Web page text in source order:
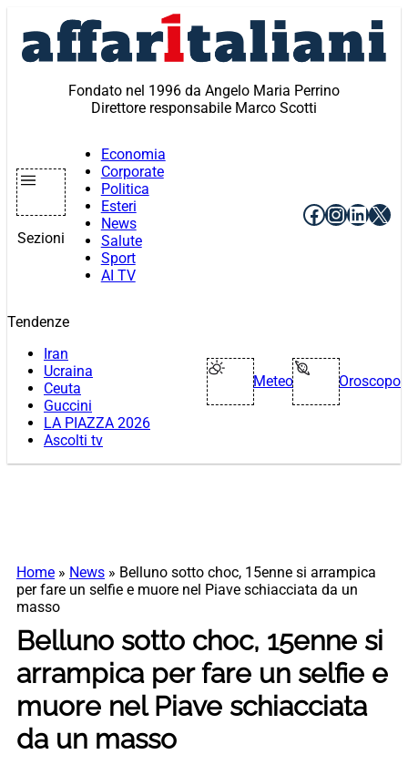
contenuto
Fondato nel 1996 da Angelo Maria Perrino
Direttore responsabile Marco Scotti
Sezioni
Economia
Corporate
Politica
Esteri
News
Salute
Sport
AI TV
Facebook
X
Tendenze
Iran
Ucraina
Ceuta
Guccini
LA PIAZZA 2026
Ascolti tv
Meteo Oroscopo
Home » News » Belluno sotto choc, 15enne si arrampica
per fare un selfie e muore nel Piave schiacciata da un
masso
Belluno sotto choc, 15enne si
arrampica per fare un selfie e
muore nel Piave schiacciata
da un masso